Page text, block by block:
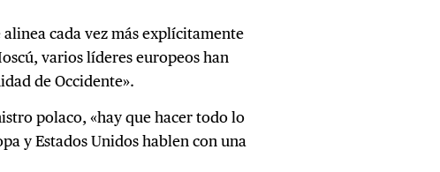
cada vez más explícitamente
varios líderes europeos han
de Occidente».
polaco, «hay que hacer todo lo
y Estados Unidos hablen con una